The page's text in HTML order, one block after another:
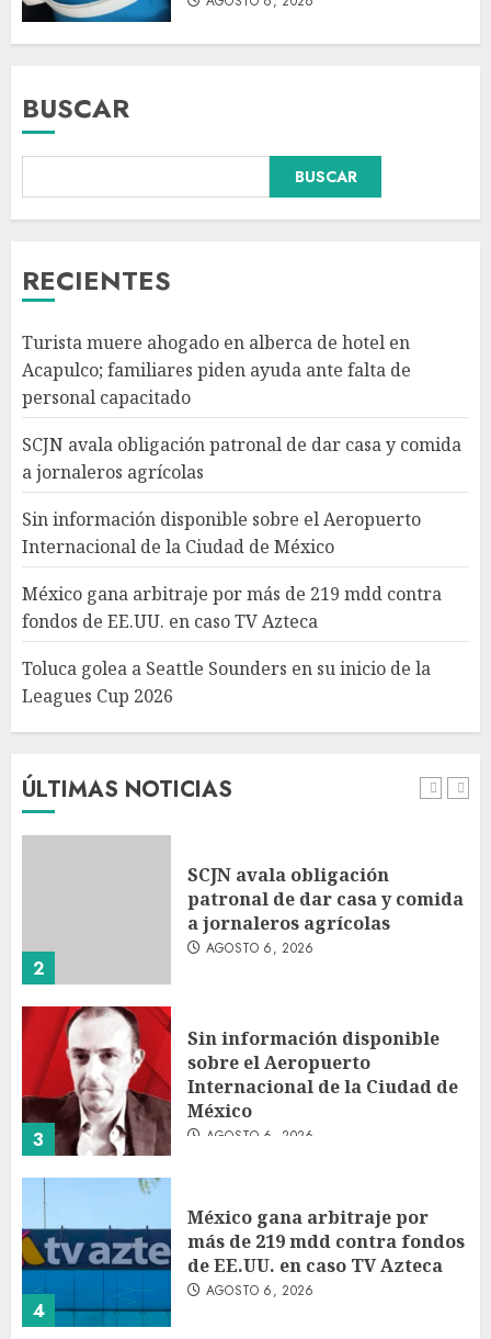
BUSCAR
BUSCAR
RECIENTES
Turista muere ahogado en alberca de hotel en
Acapulco; familiares piden ayuda ante falta de
personal capacitado
SCJN avala obligación patronal de dar casa y comida
a jornaleros agrícolas
Sin información disponible sobre el Aeropuerto
Internacional de la Ciudad de México
México gana arbitraje por más de 219 mdd contra
fondos de EE.UU. en caso TV Azteca
Toluca golea a Seattle Sounders en su inicio de la
Leagues Cup 2026
ÚLTIMAS NOTICIAS
3
Sin información disponible
4
México gana arbitraje por
más de 219 mdd contra fondos
de EE.UU. en caso TV Azteca
AGOSTO 6, 2026
5
Toluca golea a Seattle
Sounders en su inicio de la
Leagues Cup 2026
AGOSTO 6, 2026
1 AGOSTO 6, 2026
2
SCJN avala obligación
patronal de dar casa y comida
a jornaleros agrícolas
AGOSTO 6, 2026
3
Sin información disponible
sobre el Aeropuerto
Internacional de la Ciudad de
México
AGOSTO 6, 2026
4
México gana arbitraje por
más de 219 mdd contra fondos
de EE.UU. en caso TV Azteca
AGOSTO 6, 2026